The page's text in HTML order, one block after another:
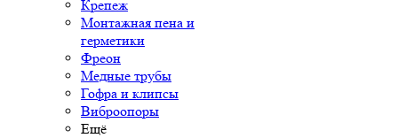
Крепеж
Монтажная пена и
герметики
Фреон
Медные трубы
Гофра и клипсы
Виброопоры
Ещё